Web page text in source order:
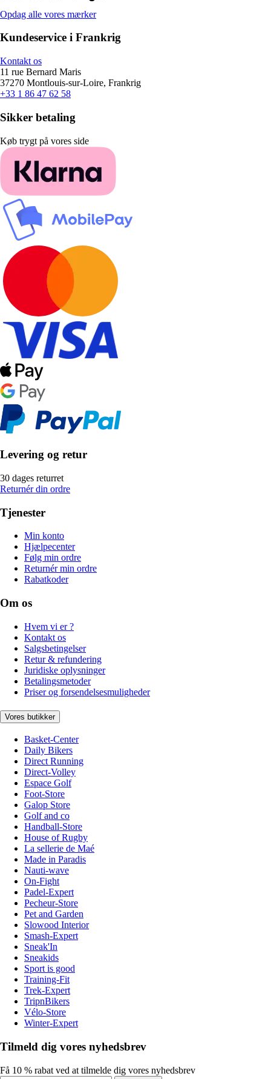
Opdag alle vores mærker
Kundeservice i Frankrig
Kontakt os
11 rue Bernard Maris
37270 Montlouis-sur-Loire, Frankrig
+33 1 86 47 62 58
Sikker betaling
Køb trygt på vores side
Levering og retur
30 dages returret
Returnér din ordre
Tjenester
Min konto
Hjælpecenter
Følg min ordre
Returnér min ordre
Rabatkoder
Om os
Hvem vi er ?
Kontakt os
Salgsbetingelser
Retur & refundering
Juridiske oplysninger
Betalingsmetoder
Priser og forsendelsesmuligheder
Vores butikker
Basket-Center
Daily Bikers
Direct Running
Direct-Volley
Espace Golf
Foot-Store
Galop Store
Golf and co
Handball-Store
House of Rugby
La sellerie de Maé
Made in Paradis
Nauti-wave
On-Fight
Padel-Expert
Pecheur-Store
Pet and Garden
Slowood Interior
Smash-Expert
Sneak'In
Sneakids
Sport is good
Training-Fit
Trek-Expert
TripnBikers
Vélo-Store
Winter-Expert
Tilmeld dig vores nyhedsbrev
Få 10 % rabat ved at tilmelde dig vores nyhedsbrev